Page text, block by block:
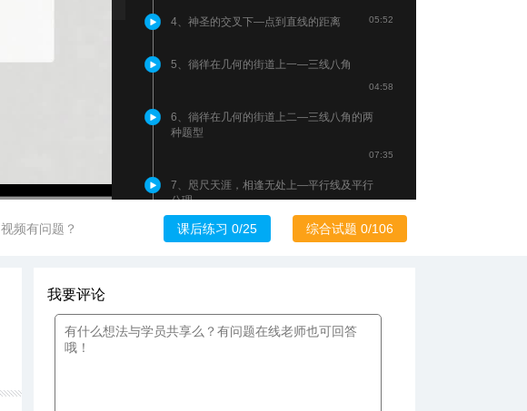
1x
4、神圣的交叉下—点到直线的距离 05:52
5、徜徉在几何的街道上一—三线八角
04:58
6、徜徉在几何的街道上二—三线八角的两
种题型
07:35
7、咫尺天涯，相逢无处上—平行线及平行
公理
05:24
11:33
视频有问题？ 课后练习 0/25 综合试题 0/106
我要评论